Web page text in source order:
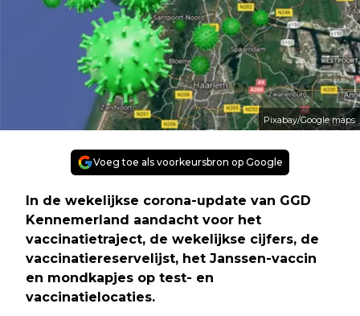
Pixabay/Google maps
Voeg toe als voorkeursbron op Google
In de wekelijkse corona-update van GGD
Kennemerland aandacht voor het
vaccinatietraject, de wekelijkse cijfers, de
vaccinatiereservelijst, het Janssen-vaccin
en mondkapjes op test- en
vaccinatielocaties.